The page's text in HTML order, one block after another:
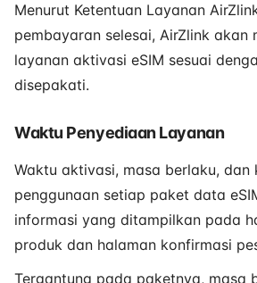
Menurut Ketentuan Layanan
pembayaran selesai, AirZlink akan
layanan aktivasi eSIM sesuai
disepakati.
Waktu Penyediaan Layanan
Waktu aktivasi, masa berlaku, dan
penggunaan setiap paket data
informasi yang ditampilkan pada
produk dan halaman konfirmasi
Tergantung pada paketnya, masa